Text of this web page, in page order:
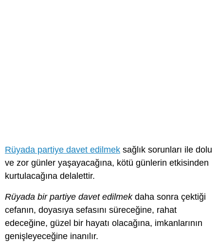
Rüyada partiye davet edilmek sağlık sorunları ile dolu
ve zor günler yaşayacağına, kötü günlerin etkisinden
kurtulacağına delalettir.
Rüyada bir partiye davet edilmekdaha sonra çektiği
cefanın, doyasıya sefasını süreceğine, rahat
edeceğine, güzel bir hayatı olacağına, imkanlarının
genişleyeceğine inanılır.